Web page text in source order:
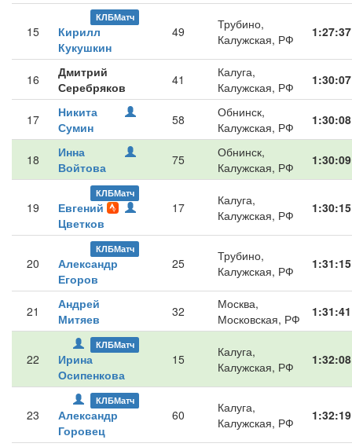
15
КЛБМатч
Кирилл
Кукушкин
49
Трубино,
Калужская, РФ
1:27:37
16
Дмитрий
Серебряков
41
Калуга,
Калужская, РФ
1:30:07
17
Никита
Сумин
58
Обнинск,
Калужская, РФ
1:30:08
18
Инна
Войтова
75
Обнинск,
Калужская, РФ
1:30:09
19
КЛБМатч
Евгений
Цветков
17
Калуга,
Калужская, РФ
1:30:15
20
КЛБМатч
Александр
Егоров
25
Трубино,
Калужская, РФ
1:31:15
21
Андрей
Митяев
32
Москва,
Московская, РФ
1:31:41
22
КЛБМатч
Ирина
Осипенкова
15
Калуга,
Калужская, РФ
1:32:08
23
КЛБМатч
Александр
Горовец
60
Калуга,
Калужская, РФ
1:32:19